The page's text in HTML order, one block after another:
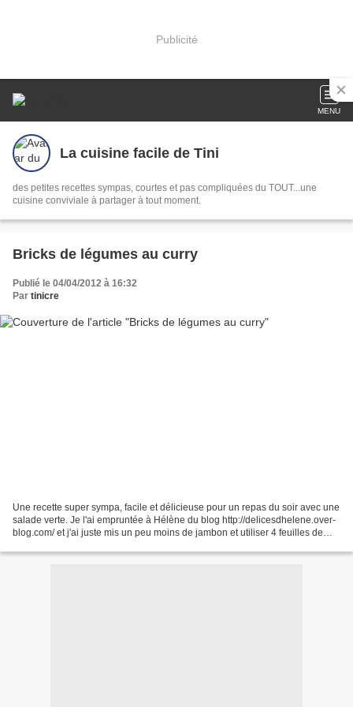
Publicité
MENU
La cuisine facile de Tini
des petites recettes sympas, courtes et pas compliquées du TOUT...une
cuisine conviviale à partager à tout moment.
Bricks de légumes au curry
Publié le 04/04/2012 à 16:32
Par tinicre
Une recette super sympa, facile et délicieuse pour un repas du soir avec une
salade verte. Je l'ai empruntée à Hélène du blog http://delicesdhelene.over-
blog.com/ et j'ai juste mis un peu moins de jambon et utiliser 4 feuilles de